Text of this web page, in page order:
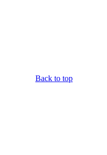
Back to top